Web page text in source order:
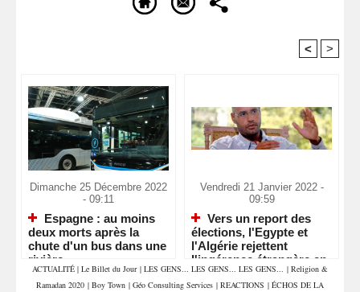
< >
Dimanche 25 Décembre 2022
- 09:11
Espagne : au moins
deux morts après la
chute d'un bus dans une
rivière
Vendredi 21 Janvier 2022 -
09:59
Vers un report des
élections, l'Egypte et
l'Algérie rejettent
l'ingérence étrangère en
Libye
ACTUALITÉ | Le Billet du Jour | LES GENS... LES GENS... LES GENS... | Religion &
Ramadan 2020 | Boy Town | Géo Consulting Services | REACTIONS | ÉCHOS DE LA